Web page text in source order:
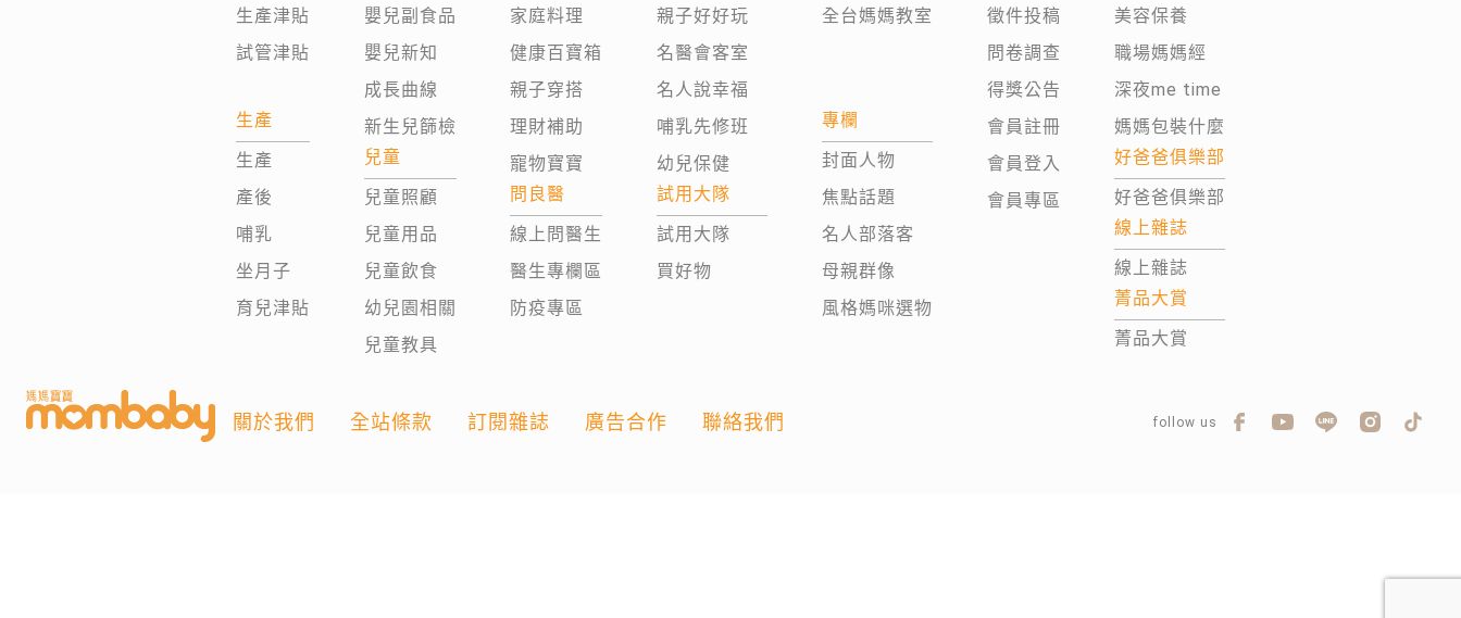
生產津貼
試管津貼
生產
生產
產後
哺乳
坐月子
育兒津貼
嬰兒副食品
嬰兒新知
成長曲線
新生兒篩檢
兒童
兒童照顧
兒童用品
兒童飲食
幼兒園相關
兒童教具
家庭料理
健康百寶箱
親子穿搭
理財補助
寵物寶寶
問良醫
線上問醫生
醫生專欄區
防疫專區
親子好好玩
名醫會客室
名人說幸福
哺乳先修班
幼兒保健
試用大隊
試用大隊
買好物
全台媽媽教室
專欄
封面人物
焦點話題
名人部落客
母親群像
風格媽咪選物
徵件投稿
問卷調查
得獎公告
會員註冊
會員登入
會員專區
美容保養
職場媽媽經
深夜me time
媽媽包裝什麼
好爸爸俱樂部
好爸爸俱樂部
線上雜誌
線上雜誌
菁品大賞
菁品大賞
關於我們 全站條款 訂閱雜誌 廣告合作 聯絡我們 follow us